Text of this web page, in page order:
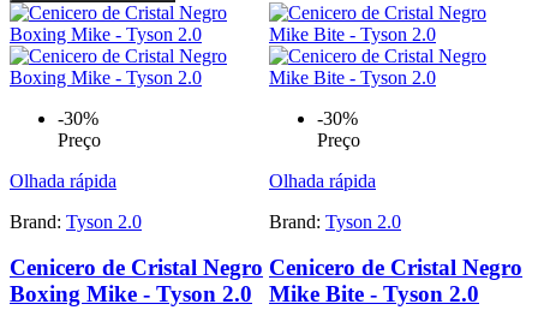
-30%
Preço
Olhada rápida
Brand: Tyson 2.0
Cenicero de Cristal Negro
Boxing Mike - Tyson 2.0
-30%
Preço
Olhada rápida
Brand: Tyson 2.0
Cenicero de Cristal Negro
Mike Bite - Tyson 2.0